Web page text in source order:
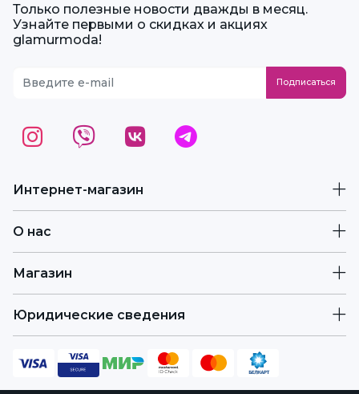
Интернет-магазин
О нас
Магазин
Юридические сведения
Только полезные новости дважды в месяц.
Узнайте первыми о скидках и акциях
glamurmoda!